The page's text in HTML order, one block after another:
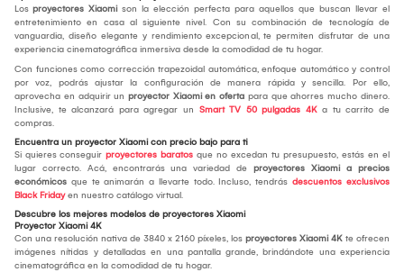
Los proyectores Xiaomi son la elección perfecta para aquellos que buscan llevar el
entretenimiento en casa al siguiente nivel. Con su combinación de tecnología de
vanguardia, diseño elegante y rendimiento excepcional, te permiten disfrutar de una
experiencia cinematográfica inmersiva desde la comodidad de tu hogar.
Con funciones como corrección trapezoidal automática, enfoque automático y control
por voz, podrás ajustar la configuración de manera rápida y sencilla. Por ello,
aprovecha en adquirir un proyector Xiaomi en oferta para que ahorres mucho dinero.
Inclusive, te alcanzará para agregar un Smart TV 50 pulgadas 4Ka tu carrito de
compras.
Encuentra un proyector Xiaomi con precio bajo para ti
Si quieres conseguir proyectores baratos que no excedan tu presupuesto, estás en el
lugar correcto. Acá, encontrarás una variedad de proyectores Xiaomi a precios
económicos que te animarán a llevarte todo. Incluso, tendrás descuentos exclusivos
Black Fridayen nuestro catálogo virtual.
Descubre los mejores modelos de proyectores Xiaomi
Proyector Xiaomi 4K
Con una resolución nativa de 3840 x 2160 píxeles, los proyectores Xiaomi 4Kte ofrecen
imágenes nítidas y detalladas en una pantalla grande, brindándote una experiencia
cinematográfica en la comodidad de tu hogar.